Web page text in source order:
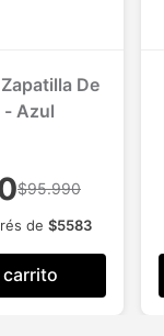
De
- Azul
$95.990
de $5583
carrito